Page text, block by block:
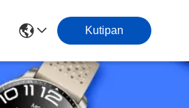
Kutipan